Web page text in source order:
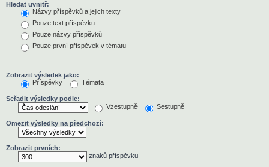
Hledat uvnitř:
Názvy příspěvků a jejich texty
Pouze text příspěvku
Pouze názvy příspěvků
Pouze první příspěvek v tématu
Zobrazit výsledek jako:
Příspěvky
Témata
Seřadit výsledky podle:
Vzestupně
Sestupně
Omezit výsledky na předchozí:
Zobrazit prvních:
znaků příspěvku